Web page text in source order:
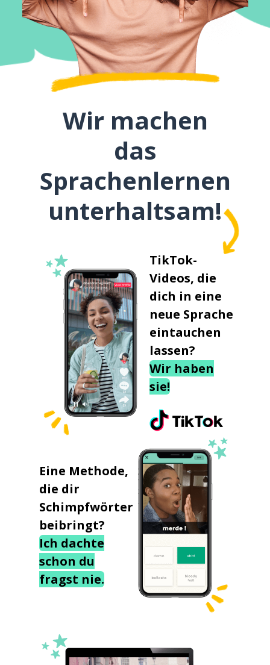
Wir machen
das
Sprachenlernen
unterhaltsam!
TikTok-
Videos, die
dich in eine
neue Sprache
eintauchen
lassen?
Wir haben
sie!
Eine Methode,
die dir
Schimpfwörter
beibringt?
Ich dachte
schon du
fragst nie.